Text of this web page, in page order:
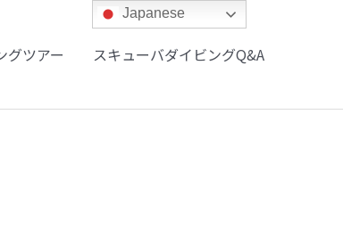
グツアー スキューバダイビングQ&A
Japanese